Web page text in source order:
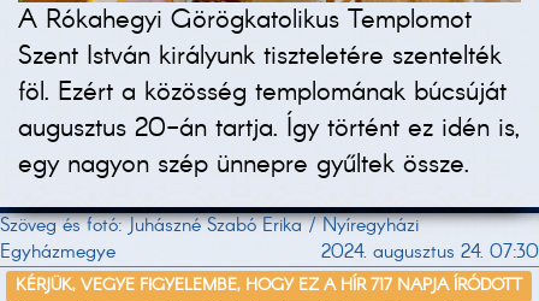
A Rókahegyi Görögkatolikus Templomot
Szent István királyunk tiszteletére szentelték
föl. Ezért a közösség templomának búcsúját
augusztus 20-án tartja. Így történt ez idén is,
egy nagyon szép ünnepre gyűltek össze.
Szöveg és fotó: Juhászné Szabó Erika / Nyíregyházi
Egyházmegye
2024. augusztus 24. 07:30
KÉRJÜK, VEGYE FIGYELEMBE, HOGY EZ A HÍR 717 NAPJA ÍRÓDOTT